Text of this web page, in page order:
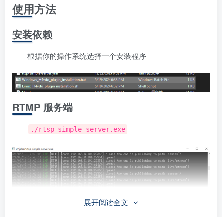
使用方法
安装依赖
根据你的操作系统选择一个安装程序
RTMP 服务端
./rtsp-simple-server.exe
展开阅读全文